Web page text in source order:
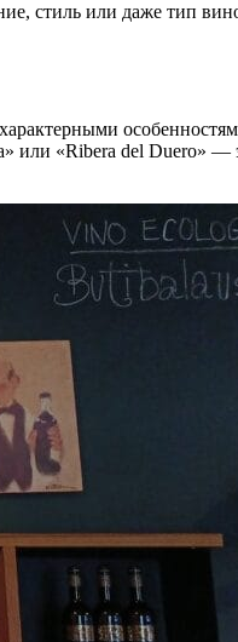
стиль или даже тип
или «Ribera del Duero»